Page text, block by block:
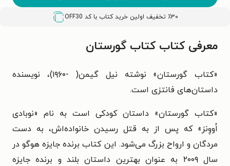
٪۳۰ تخفیف اولین خرید کتاب با کد OFF30
معرفی کتاب کتاب گورستان
«کتاب گورستان» نوشته نیل گیمن( -۱۹۶۰)، نویسنده
داستان‌های فانتزی است.
«کتاب گورستان» داستان کودکی است به نام «نوبادی
اُووِنز» که پس از به قتل رسیدن خانواده‌اش، به دست
مردگان و ارواح بزرگ می‌شود. این کتاب برنده جایزه هوگو در
سال ۲۰۰۹ به عنوان بهترین داستان بلند و برنده جایزه